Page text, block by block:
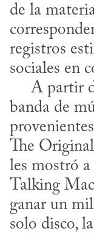
de la
registros
sociales en
banda de
The
les mostró
Talking
ganar un
solo disco,